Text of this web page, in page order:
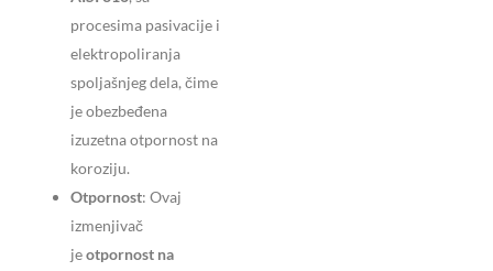
procesima pasivacije i
elektropoliranja
spoljašnjeg dela, čime
je obezbeđena
izuzetna otpornost na
koroziju.
Otpornost: Ovaj
izmenjivač
jeotpornost na